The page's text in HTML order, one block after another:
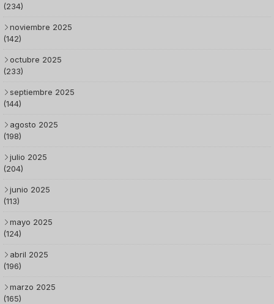
(234)
noviembre 2025
(142)
octubre 2025
(233)
septiembre 2025
(144)
agosto 2025
(198)
julio 2025
(204)
junio 2025
(113)
mayo 2025
(124)
abril 2025
(196)
marzo 2025
(165)